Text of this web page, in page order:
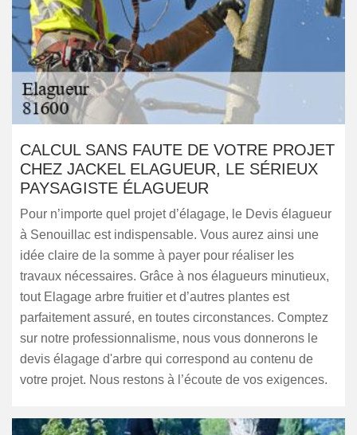
CALCUL SANS FAUTE DE VOTRE PROJET
CHEZ JACKEL ELAGUEUR, LE SÉRIEUX
PAYSAGISTE ÉLAGUEUR
Pour n’importe quel projet d’élagage, le Devis élagueur
à Senouillac est indispensable. Vous aurez ainsi une
idée claire de la somme à payer pour réaliser les
travaux nécessaires. Grâce à nos élagueurs minutieux,
tout Elagage arbre fruitier et d’autres plantes est
parfaitement assuré, en toutes circonstances. Comptez
sur notre professionnalisme, nous vous donnerons le
devis élagage d'arbre qui correspond au contenu de
votre projet. Nous restons à l’écoute de vos exigences.